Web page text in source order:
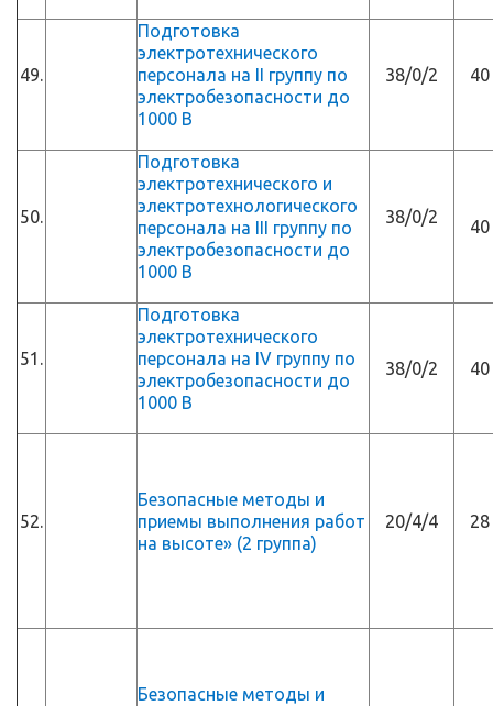
49.
Подготовка
электротехнического
персонала на II группу по
электробезопасности до
1000 В
38/0/2 40
50.
Подготовка
электротехнического и
электротехнологического
персонала на III группу по
электробезопасности до
1000 В
38/0/2 40
51.
Подготовка
электротехнического
персонала на IV группу по
электробезопасности до
1000 В
38/0/2 40
52.
Безопасные методы и
приемы выполнения работ
на высоте» (2 группа)
20/4/4 28
Безопасные методы и